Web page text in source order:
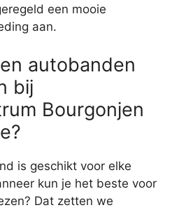
een mooie
aan.
autobanden
bij
Bourgonjen
is geschikt voor elke
kun je het beste voor
Dat zetten we